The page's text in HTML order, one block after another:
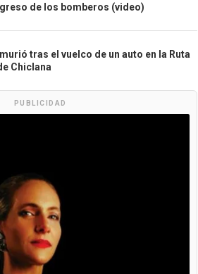
de los bomberos (video)
tras el vuelco de un auto en la Ruta
Chiclana
PUBLICIDAD